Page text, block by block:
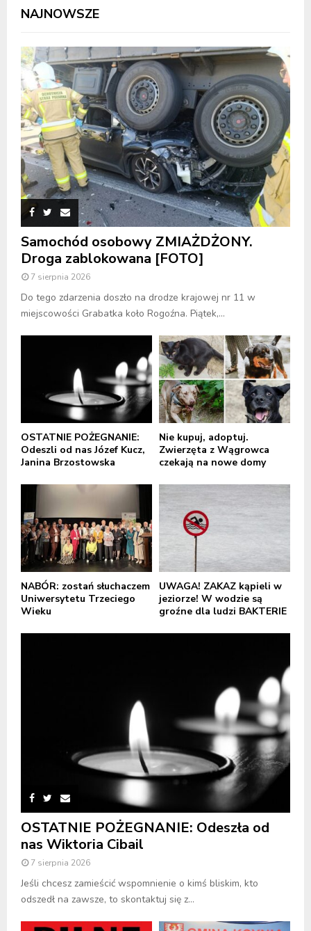
NAJNOWSZE
Samochód osobowy ZMIAŻDŻONY.
Droga zablokowana [FOTO]
7 sierpnia 2026
Do tego zdarzenia doszło na drodze krajowej nr 11 w
miejscowości Grabatka koło Rogoźna. Piątek,...
OSTATNIE POŻEGNANIE:
Odeszli od nas Józef Kucz,
Janina Brzostowska
Nie kupuj, adoptuj.
Zwierzęta z Wągrowca
czekają na nowe domy
NABÓR: zostań słuchaczem
Uniwersytetu Trzeciego
Wieku
UWAGA! ZAKAZ kąpieli w
jeziorze! W wodzie są
groźne dla ludzi BAKTERIE
OSTATNIE POŻEGNANIE: Odeszła od
nas Wiktoria Cibail
7 sierpnia 2026
Jeśli chcesz zamieścić wspomnienie o kimś bliskim, kto
odszedł na zawsze, to skontaktuj się z...